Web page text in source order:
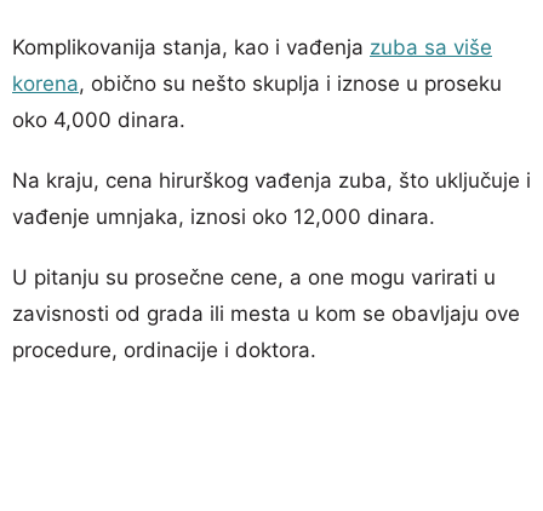
Komplikovanija stanja, kao i vađenja zuba sa više
korena, obično su nešto skuplja i iznose u proseku
oko 4,000 dinara.
Na kraju, cena hirurškog vađenja zuba, što uključuje i
vađenje umnjaka, iznosi oko 12,000 dinara.
U pitanju su prosečne cene, a one mogu varirati u
zavisnosti od grada ili mesta u kom se obavljaju ove
procedure, ordinacije i doktora.